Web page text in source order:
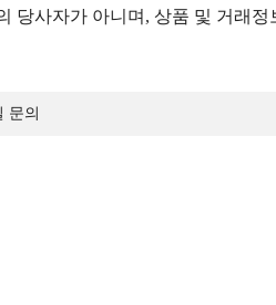
사자가 아니며, 상품 및 거래
문의